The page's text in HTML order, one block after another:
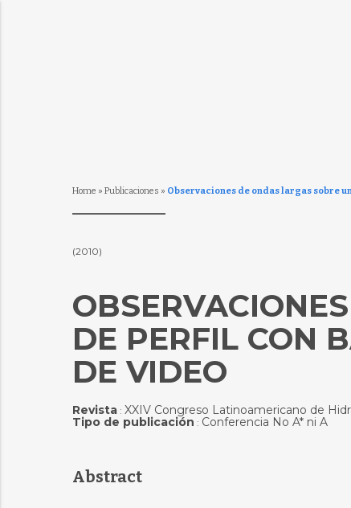
Home » Publicaciones » Observaciones de ondas largas sobre
(2010)
DE PERFIL CON
DE VIDEO
Revista: XXIV Congreso Latinoamericano de
Tipo de publicación : Conferencia No A* ni A
Abstract